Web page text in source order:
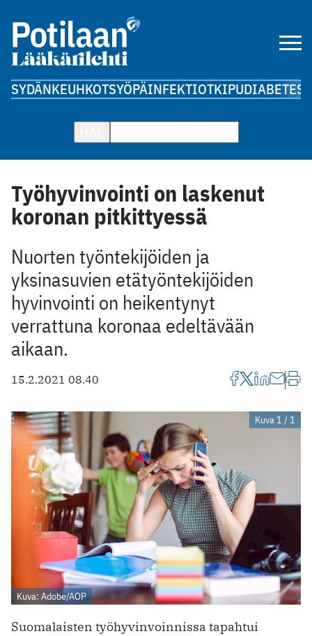
SYDÄNKEUHKOTSYÖPÄINFEKTIOTKIPUDIABETES
Työhyvinvointi on laskenut
koronan pitkittyessä
Nuorten työntekijöiden ja
yksinasuvien etätyöntekijöiden
hyvinvointi on heikentynyt
verrattuna koronaa edeltävään
aikaan.
15.2.2021 08.40
Kuva 1 / 1
Kuva: Adobe/AOP
Suomalaisten työhyvinvoinnissa tapahtui